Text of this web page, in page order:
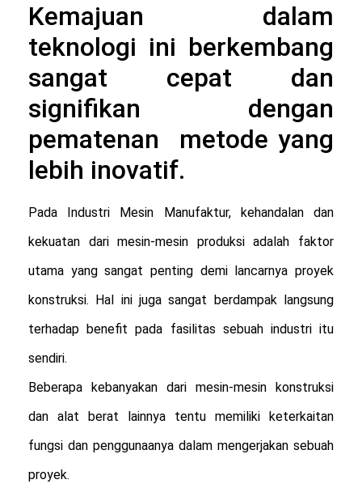
Kemajuan dalam
teknologi ini berkembang
sangat cepat dan
signifikan dengan
pematenan metode yang
lebih inovatif.
Pada Industri Mesin Manufaktur, kehandalan dan
kekuatan dari mesin-mesin produksi adalah faktor
utama yang sangat penting demi lancarnya proyek
konstruksi. Hal ini juga sangat berdampak langsung
terhadap benefit pada fasilitas sebuah industri itu
sendiri.
Beberapa kebanyakan dari mesin-mesin konstruksi
dan alat berat lainnya tentu memiliki keterkaitan
fungsi dan penggunaanya dalam mengerjakan sebuah
proyek.